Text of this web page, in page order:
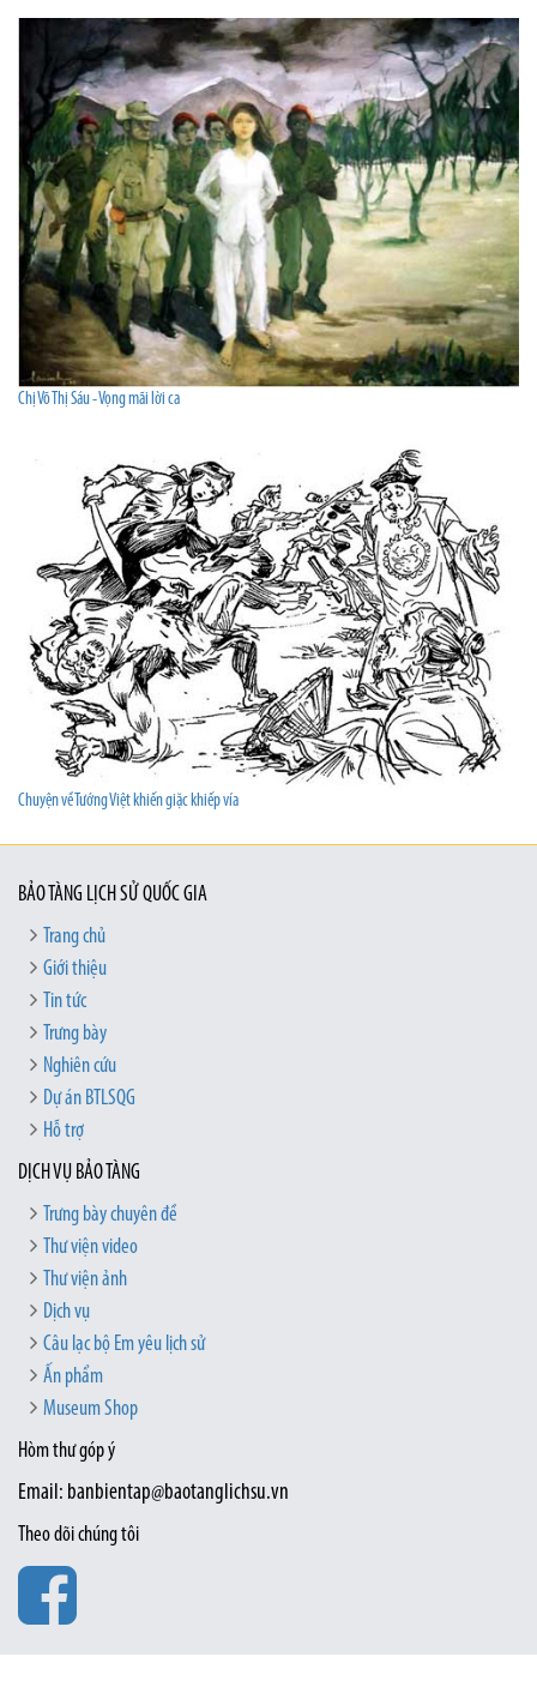
Chị Võ Thị Sáu - Vọng mãi lời ca
Chuyện về Tướng Việt khiến giặc khiếp vía
BẢO TÀNG LỊCH SỬ QUỐC GIA
Trang chủ
Giới thiệu
Tin tức
Trưng bày
Nghiên cứu
Dự án BTLSQG
Hỗ trợ
DỊCH VỤ BẢO TÀNG
Trưng bày chuyên đề
Thư viện video
Thư viện ảnh
Dịch vụ
Câu lạc bộ Em yêu lịch sử
Ấn phẩm
Museum Shop
Hòm thư góp ý
Email: banbientap@baotanglichsu.vn
Theo dõi chúng tôi